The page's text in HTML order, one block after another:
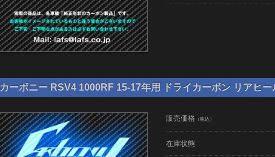
カーボニー RSV4 1000RF 15-17年用 ドライカーボン リアヒ
販売価格 （税込）
在庫状態